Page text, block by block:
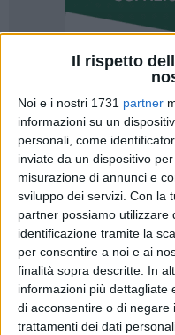
Il rispetto
Noi e i nostri 1731 partner
informazioni su un
personali, come
inviate da un dispositivo
misurazione di annunci e
sviluppo dei servizi. Con la
partner possiamo utilizzare
identificazione tramite la
per consentire a noi e ai
finalità sopra descritte. In
informazioni più dettagliate
di acconsentire o di negare
trattamenti dei dati
La Delta Concerti
motivi unicamente di
spettacolo Hello Kitty,
aprile al Paladisfida di
Lecce. Infatti, è emerso
non potevano trovare